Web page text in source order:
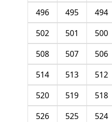
494
495
496
500
501
502
506
507
508
512
513
514
518
519
520
524
525
526